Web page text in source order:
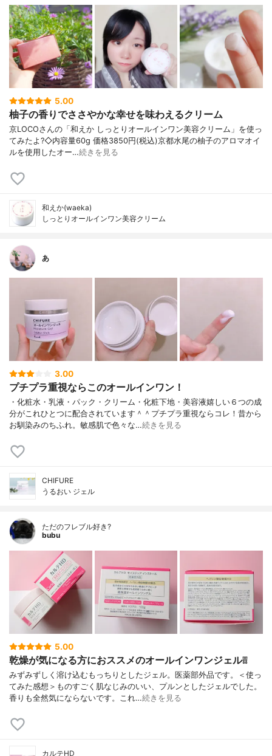
5.00
柚子の香りでささやかな幸せを味わえるクリーム
京LOCOさんの「和えか しっとりオールインワン美容クリーム」を使っ
てみたよ?◇内容量60g 価格3850円(税込)京都水尾の柚子のアロマオイ
ルを使用したオー…続きを見る
和えか(waeka)
しっとりオールインワン美容クリーム
あ
3.00
プチプラ重視ならこのオールインワン！
・化粧水・乳液・パック・クリーム・化粧下地・美容液嬉しい６つの成
分がこれひとつに配合されています＾＾プチプラ重視ならコレ！昔から
お馴染みのちふれ。敏感肌で色々な…続きを見る
CHIFURE
うるおい ジェル
ただのフレブル好き?
bubu
5.00
乾燥が気になる方におススメのオールインワンジェル❕❕
みずみずしく溶け込むもっちりとしたジェル。医薬部外品です。＜使っ
てみた感想＞ものすごく肌なじみのいい、プルンとしたジェルでした。
香りも全然気にならないです。これ…続きを見る
カルテHD